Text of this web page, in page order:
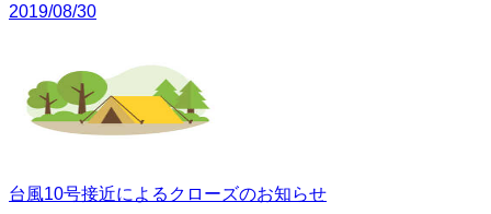
2019/08/30
台風10号接近によるクローズのお知らせ